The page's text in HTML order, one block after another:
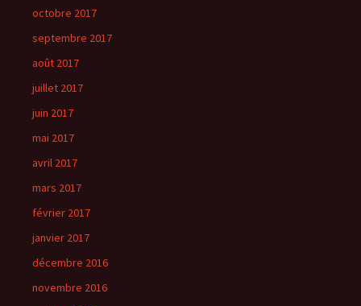
octobre 2017
septembre 2017
août 2017
juillet 2017
juin 2017
mai 2017
avril 2017
mars 2017
février 2017
janvier 2017
décembre 2016
novembre 2016